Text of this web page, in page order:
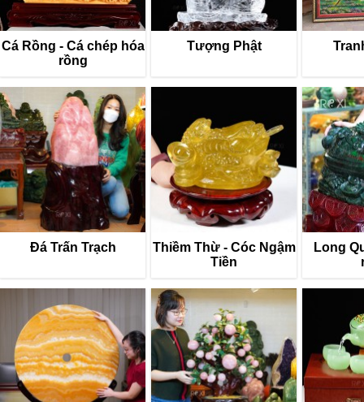
Cá Rồng - Cá chép hóa
rồng
Tượng Phật
Đá Trấn Trạch
Thiềm Thừ - Cóc Ngậm
Tiền
Long